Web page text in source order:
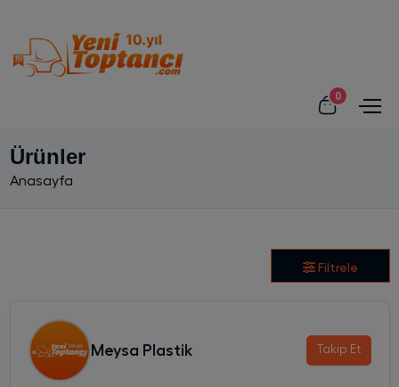
0
Ürünler
Anasayfa
Filtrele
Meysa Plastik Takip Et